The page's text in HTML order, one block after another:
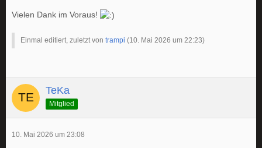
Vielen Dank im Voraus!
Einmal editiert, zuletzt von trampi (10. Mai 2026 um 22:23)
TeKa
Mitglied
10. Mai 2026 um 23:08